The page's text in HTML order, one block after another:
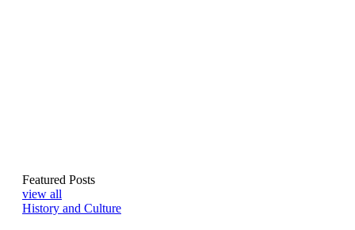
Featured Posts
view all
History and Culture